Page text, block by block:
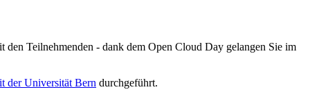
den Teilnehmenden - dank dem Open Cloud Day gelangen Sie im
der Universität Bern durchgeführt.